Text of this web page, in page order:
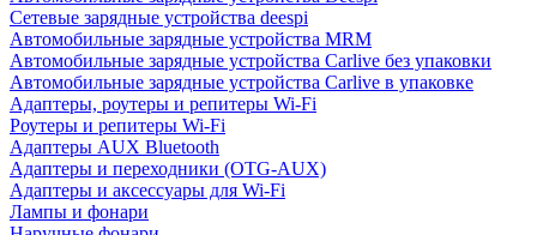
Сетевые зарядные устройства deespi
Автомобильные зарядные устройства MRM
Автомобильные зарядные устройства Carlive без упаковки
Автомобильные зарядные устройства Carlive в упаковке
Адаптеры, роутеры и репитеры Wi-Fi
Роутеры и репитеры Wi-Fi
Адаптеры AUX Bluetooth
Адаптеры и переходники (OTG-AUX)
Адаптеры и аксессуары для Wi-Fi
Лампы и фонари